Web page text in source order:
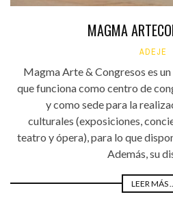
MAGMA
ADEJE
Magma Arte & Congresos es
que funciona como centro de
y como sede para la
culturales (exposiciones,
teatro y ópera), para lo que
Además, su
LEER MÁS ...